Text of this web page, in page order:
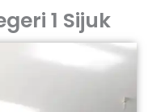
1 Sijuk
TERKINI